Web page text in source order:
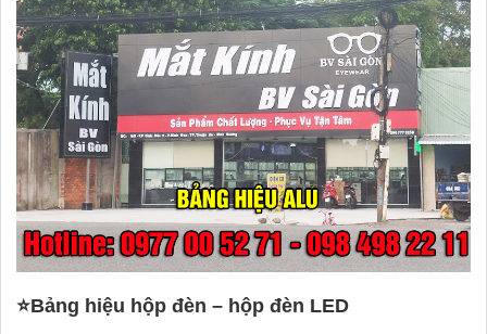
⭐Bảng hiệu hộp đèn – hộp đèn LED